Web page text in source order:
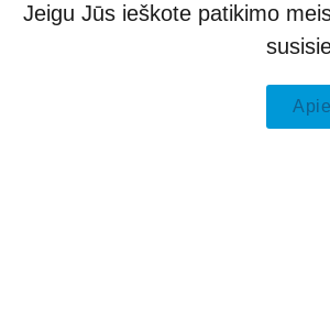
Jeigu Jūs ieškote patikimo